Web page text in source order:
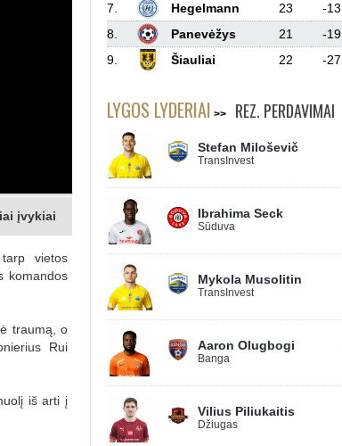
įvykiai
vietos
komandos
traumą, o
Rui
iš arti į
7.
Hegelmann 23 -13
8.
Panevėžys 21 -19
9.
Šiauliai 22 -27
LYGOS LYDERIAI REZ. PERDAVIMAI
Stefan Miloševič
TransInvest
Ibrahima Seck
Sūduva
Mykola Musolitin
TransInvest
Aaron Olugbogi
Banga
Vilius Piliukaitis
Džiugas